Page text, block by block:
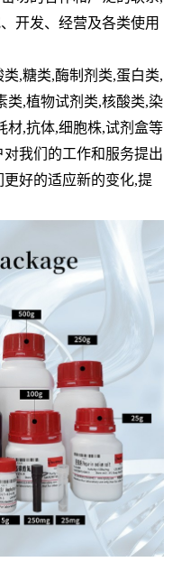
开发、经营及各类使用
,糖类,酶制剂类,蛋白类,
类,植物试剂类,核酸类,染
材,抗体,细胞株,试剂盒等
我们的工作和服务提出
好的适应新的变化,提